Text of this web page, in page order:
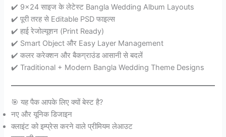
✔️ 9×24 साइज के लेटेस्ट Bangla Wedding Album Layouts
✔️ पूरी तरह से Editable PSD फाइल्स
✔️ हाई रेजोल्यूशन (Print Ready)
✔️ Smart Object और Easy Layer Management
✔️ कलर करेक्शन और बैकग्राउंड आसानी से बदलें
✔️ Traditional + Modern Bangla Wedding Theme Designs
🎯 यह पैक आपके लिए क्यों बेस्ट है?
नए और यूनिक डिजाइन
क्लाइंट को इम्प्रेस करने वाले प्रीमियम लेआउट